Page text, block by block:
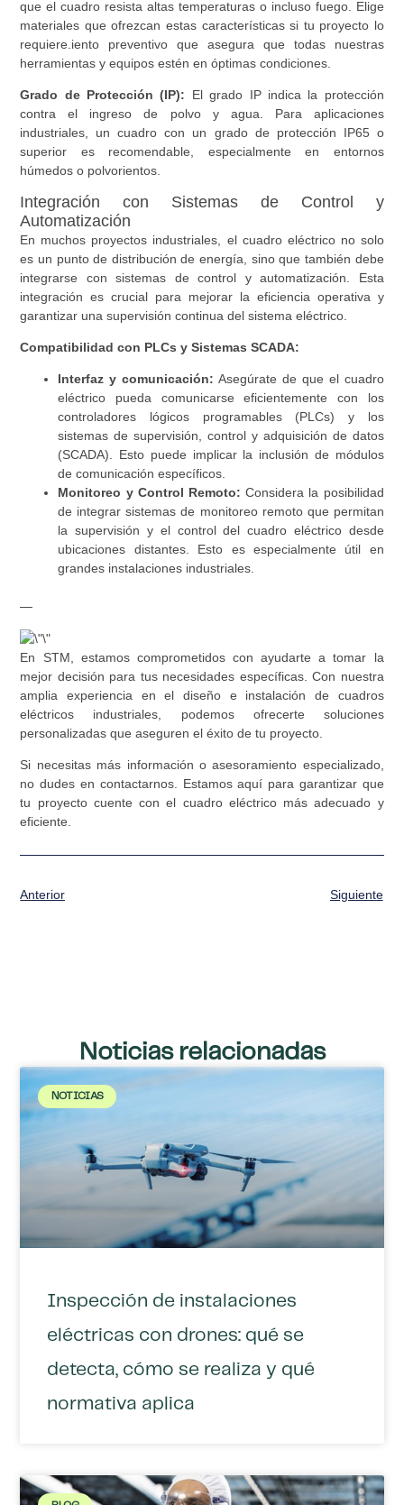
que el cuadro resista altas temperaturas o incluso fuego. Elige
materiales que ofrezcan estas características si tu proyecto lo
requiere.iento preventivo que asegura que todas nuestras
herramientas y equipos estén en óptimas condiciones.
Grado de Protección (IP): El grado IP indica la protección
contra el ingreso de polvo y agua. Para aplicaciones
industriales, un cuadro con un grado de protección IP65 o
superior es recomendable, especialmente en entornos
húmedos o polvorientos.
Integración con Sistemas de Control y
Automatización
En muchos proyectos industriales, el cuadro eléctrico no solo
es un punto de distribución de energía, sino que también debe
integrarse con sistemas de control y automatización. Esta
integración es crucial para mejorar la eficiencia operativa y
garantizar una supervisión continua del sistema eléctrico.
Compatibilidad con PLCs y Sistemas SCADA:
Interfaz y comunicación: Asegúrate de que el cuadro
eléctrico pueda comunicarse eficientemente con los
controladores lógicos programables (PLCs) y los
sistemas de supervisión, control y adquisición de datos
(SCADA). Esto puede implicar la inclusión de módulos
de comunicación específicos.
Monitoreo y Control Remoto: Considera la posibilidad
de integrar sistemas de monitoreo remoto que permitan
la supervisión y el control del cuadro eléctrico desde
ubicaciones distantes. Esto es especialmente útil en
grandes instalaciones industriales.
—
En STM, estamos comprometidos con ayudarte a tomar la
mejor decisión para tus necesidades específicas. Con nuestra
amplia experiencia en el diseño e instalación de cuadros
eléctricos industriales, podemos ofrecerte soluciones
personalizadas que aseguren el éxito de tu proyecto.
Si necesitas más información o asesoramiento especializado,
no dudes en contactarnos. Estamos aquí para garantizar que
tu proyecto cuente con el cuadro eléctrico más adecuado y
eficiente.
Anterior Siguiente
Noticias relacionadas
NOTICIAS
Inspección de instalaciones
eléctricas con drones: qué se
detecta, cómo se realiza y qué
normativa aplica